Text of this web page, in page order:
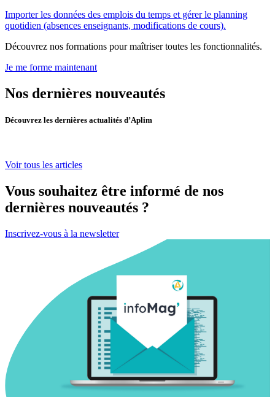
Importer les données des emplois du temps et gérer le planning
quotidien (absences enseignants, modifications de cours).
Découvrez nos formations pour maîtriser toutes les fonctionnalités.
Je me forme maintenant
Nos dernières nouveautés
Découvrez les dernières actualités d’Aplim
Voir tous les articles
Vous souhaitez être informé de nos
dernières nouveautés ?
Inscrivez-vous à la newsletter